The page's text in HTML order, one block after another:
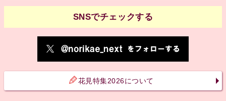
SNSでチェックする
花見特集2026について